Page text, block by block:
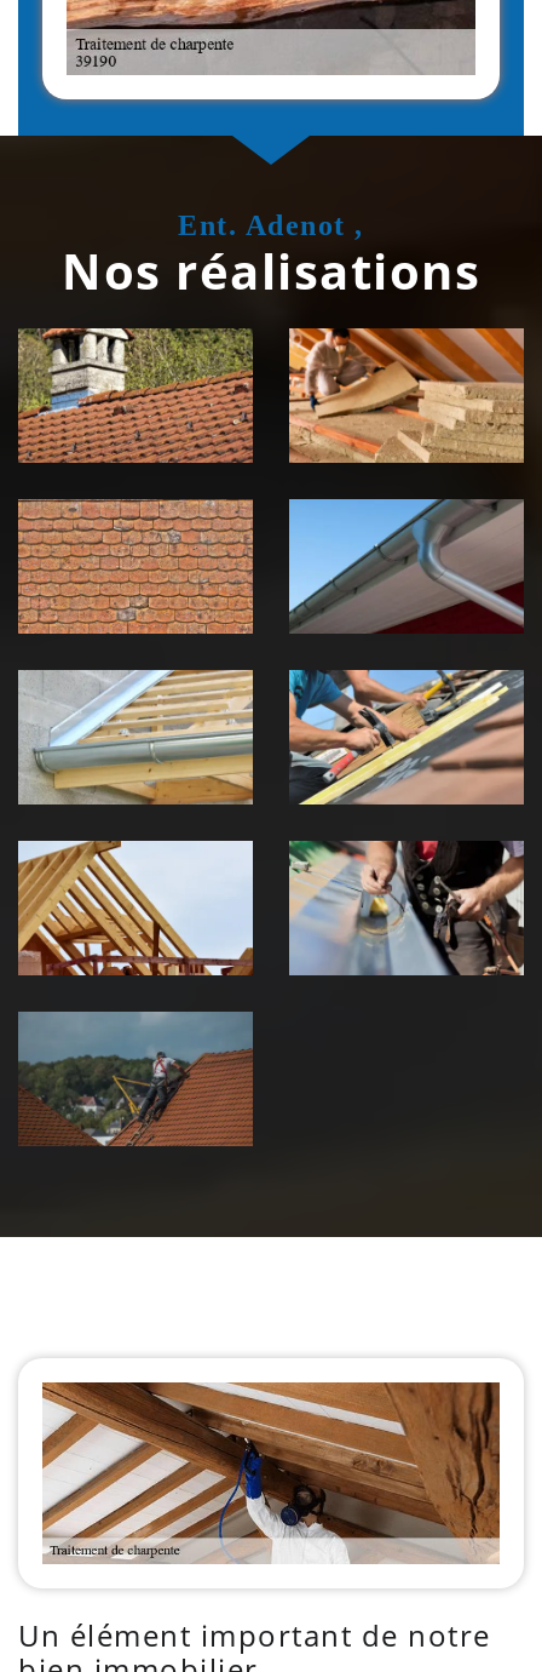
Ent. Adenot ,
Nos réalisations
Couvreur
zingueur 39
Jura
Isolation de
toiture 39
Jura
démoussage de
toiture 39
Jura
pose de
gouttière 39
Jura
Pose de
Chéneau 39
Jura
Réparation de
toiture 39
Jura
Traitement de
charpente 39
Jura
Travaux de
zinguerie 39
Jura
Urgence fuite
de toiture 39
Jura
Un élément important de notre